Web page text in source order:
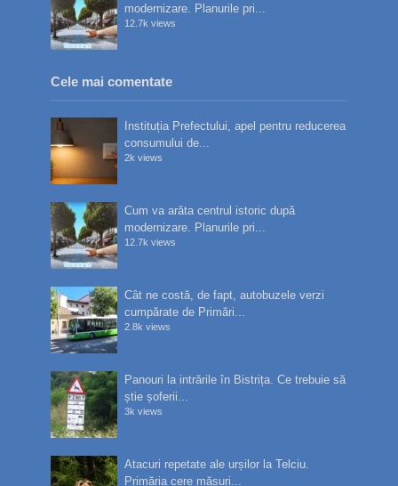
modernizare. Planurile pri...
12.7k views
Cele mai comentate
Instituția Prefectului, apel pentru reducerea
consumului de...
2k views
Cum va arăta centrul istoric după
modernizare. Planurile pri...
12.7k views
Cât ne costă, de fapt, autobuzele verzi
cumpărate de Primări...
2.8k views
Panouri la intrările în Bistrița. Ce trebuie să
știe șoferii...
3k views
Atacuri repetate ale urșilor la Telciu.
Primăria cere măsuri...